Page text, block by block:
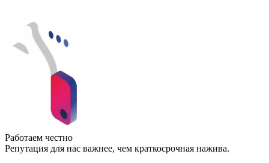
Работаем честно
Репутация для нас важнее, чем краткосрочная нажива.